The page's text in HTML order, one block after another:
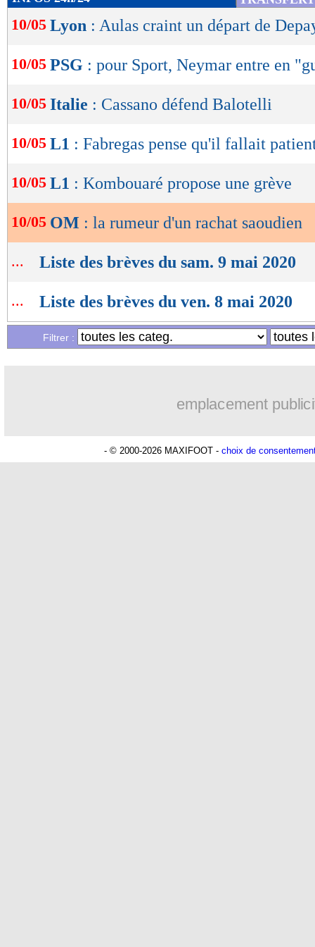
de
lecture
OK
10/05 Lyon : Aulas craint un départ de
10/05 PSG : pour Sport, Neymar entre en
10/05 Italie : Cassano défend Balotelli
10/05 L1 : Fabregas pense qu'il fallait
10/05 L1 : Kombouaré propose une grève
10/05 OM : la rumeur d'un rachat saoudien
... Liste des brèves du sam. 9 mai 2020
... Liste des brèves du ven. 8 mai 2020
Filtrer :
emplacement
- © 2000-2026 MAXIFOOT - choix de